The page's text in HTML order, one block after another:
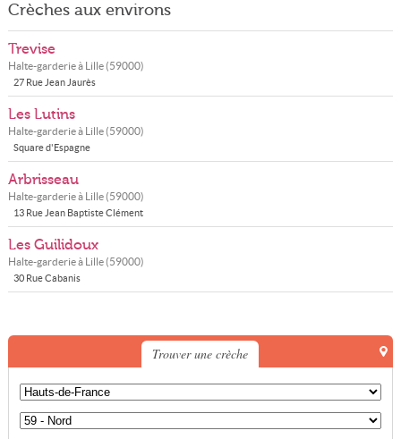
Crèches aux environs
Trevise
Halte-garderie à Lille(59000)
27 Rue Jean Jaurès
Les Lutins
Halte-garderie à Lille(59000)
Square d'Espagne
Arbrisseau
Halte-garderie à Lille(59000)
13 Rue Jean Baptiste Clément
Les Guilidoux
Halte-garderie à Lille(59000)
30 Rue Cabanis
Trouver une crèche